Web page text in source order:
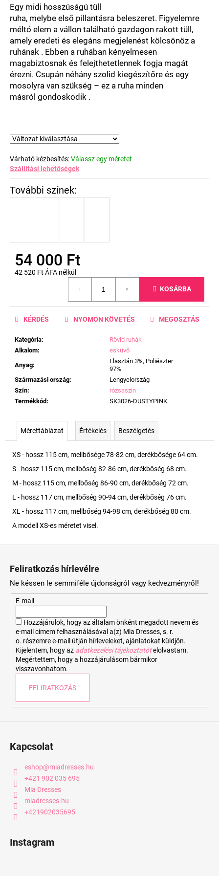
csillag.
Egy midi hosszúságú tüll
ruha, melybe első pillantásra beleszeret. Figyelemre
méltó elem a vállon található gazdagon rakott tüll,
amely eredeti és elegáns megjelenést kölcsönöz a
ruhának . Ebben a ruhában kényelmesen
magabiztosnak és felejthetetlennek fogja magát
érezni. Csupán néhány szolid kiegészítőre és egy
mosolyra van szükség – ez a ruha minden
másról gondoskodik .
Várható kézbesítés:Válassz egy méretet
Szállítási lehetőségek
54 000 Ft
42 520 Ft ÁFA nélkül
KOSÁRBA
Kategória:
Rövid ruhák
Alkalom:
esküvő
Anyag:
Elasztán 3%, Poliészter
97%
Származási ország:
Lengyelország
Szín:
rózsaszín
Termékkód: SK3026-DUSTYPINK
KÉRDÉS NYOMON KÖVETÉS MEGOSZTÁS
Mérettáblázat Értékelés Beszélgetés
XS - hossz 115 cm, mellbősége 78-82 cm, derékbősége 64 cm.
S - hossz 115 cm, mellbőség 82-86 cm, derékbőség 68 cm.
M - hossz 115 cm, mellbőség 86-90 cm, derékbőség 72 cm.
L - hossz 117 cm, mellbőség 90-94 cm, derékbőség 76 cm.
XL - hossz 117 cm, mellbőség 94-98 cm, derékbőség 80 cm.
A modell XS-es méretet visel.
Feliratkozás hírlevélre
Ne késsen le semmiféle újdonságról vagy kedvezményről!
E-mail
Hozzájárulok, hogy az általam önként megadott nevem és
e-mail címem felhasználásával a(z) Mia Dresses, s. r.
o. részemre e-mail útján hírleveleket, ajánlatokat küldjön.
Kijelentem, hogy az adatkezelési tájékoztatót elolvastam.
Megértettem, hogy a hozzájárulásom bármikor
visszavonhatom.
FELIRATKOZÁS
Kapcsolat
eshop@miadresses.hu
+421 902 035 695
Mia Dresses
miadresses.hu
+421902035695
Instagram